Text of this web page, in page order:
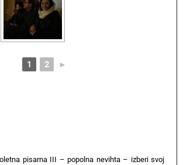
1 2 ►
pisarna III – popolna nevihta – izberi svoj